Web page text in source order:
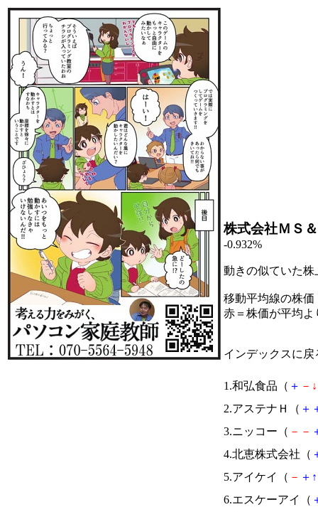
株式会社ＭＳ
-0.932%
動きの似ていた
移動平均線の株価
赤＝株価が平均
インデックスに戻
1.和弘食品（ ＋ － ↓
2.アステナＨ（ ＋
3.ニッコー（ － －
4.北恵株式会社（
5.アイケイ（ － ＋ ↑
6.エスケーアイ（